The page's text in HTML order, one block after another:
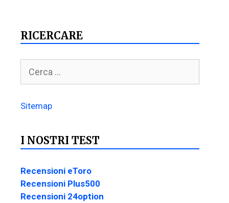
RICERCARE
Sitemap
I NOSTRI TEST
Recensioni eToro
Recensioni Plus500
Recensioni 24option